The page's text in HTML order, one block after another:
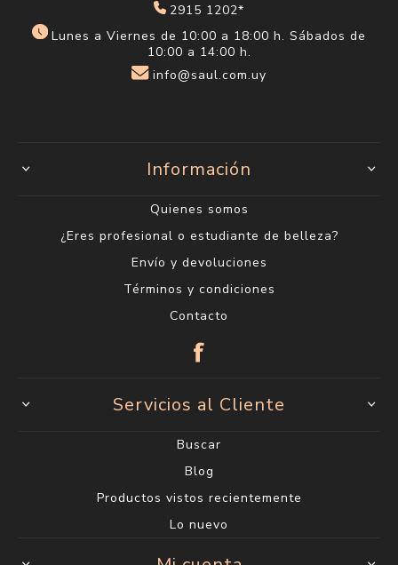
2915 1202*
Lunes a Viernes de 10:00 a 18:00 h. Sábados de
10:00 a 14:00 h.
info@saul.com.uy
Información
Quienes somos
¿Eres profesional o estudiante de belleza?
Envío y devoluciones
Términos y condiciones
Contacto
Servicios al Cliente
Buscar
Blog
Productos vistos recientemente
Lo nuevo